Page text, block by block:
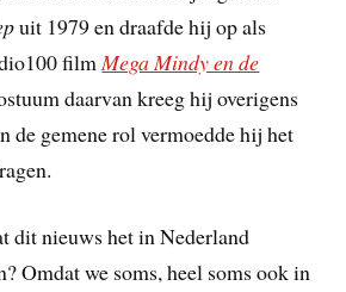
uit 1979 en draafde hij op als
film Mega Mindy en de
daarvan kreeg hij overigens
de gemene rol vermoedde hij het
dit nieuws het in Nederland
Omdat we soms, heel soms ook in